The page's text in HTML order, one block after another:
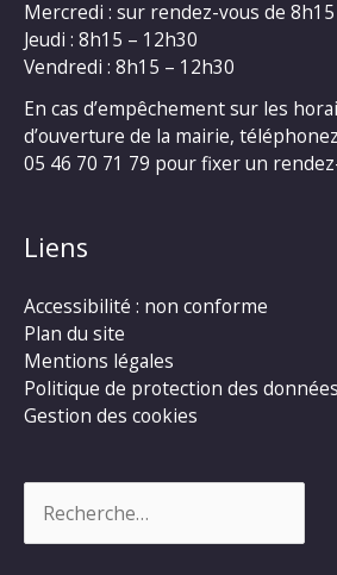
Mercredi : sur rendez-vous de
Jeudi : 8h15 – 12h30
Vendredi : 8h15 – 12h30
En cas d’empêchement sur les
d’ouverture de la mairie,
05 46 70 71 79 pour fixer un
Liens
Accessibilité : non conforme
Plan du site
Mentions légales
Politique de protection des données
Gestion des cookies